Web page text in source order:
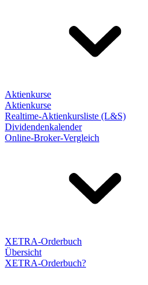
Aktienkurse
Aktienkurse
Realtime-Aktienkursliste (L&S)
Dividendenkalender
Online-Broker-Vergleich
XETRA-Orderbuch
Übersicht
XETRA-Orderbuch?